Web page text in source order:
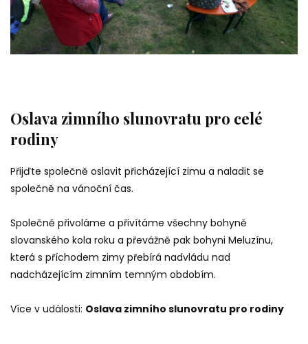
Oslava zimního slunovratu pro celé
rodiny
Přijďte společně oslavit přicházející zimu a naladit se
společně na vánoční čas.
Společně přivoláme a přivítáme všechny bohyně
slovanského kola roku a převážně pak bohyni Meluzínu,
která s příchodem zimy přebírá nadvládu nad
nadcházejícím zimním temným obdobím.
Více v události: Oslava zimního slunovratu pro rodiny